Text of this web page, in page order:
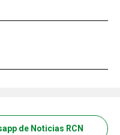
de Noticias RCN